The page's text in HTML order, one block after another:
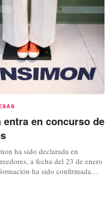
vulnerado los...
entra en concurso de
ha sido declarada en
a fecha del 23 de enero
ha sido confirmada
de Actividades
París. En las últimas temporadas,